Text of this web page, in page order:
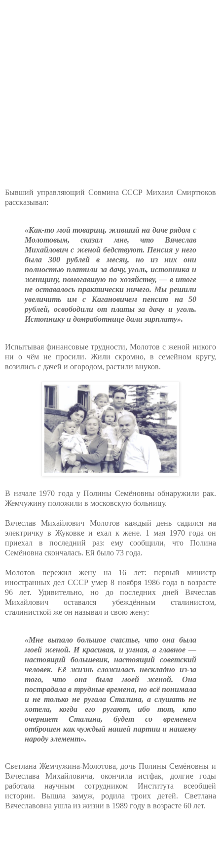
Бывший управляющий Совмина СССР Михаил Смиртюков
рассказывал:
«Как-то мой товарищ, живший на даче рядом с
Молотовым, сказал мне, что Вячеслав
Михайлович с женой бедствуют. Пенсия у него
была 300 рублей в месяц, но из них они
полностью платили за дачу, уголь, истопника и
женщину, помогавшую по хозяйству, — в итоге
не оставалось практически ничего. Мы решили
увеличить им с Кагановичем пенсию на 50
рублей, освободили от платы за дачу и уголь.
Истопнику и домработнице дали зарплату».
Испытывая финансовые трудности, Молотов с женой никого
ни о чём не просили. Жили скромно, в семейном кругу,
возились с дачей и огородом, растили внуков.
В начале 1970 года у Полины Семёновны обнаружили рак.
Жемчужину положили в московскую больницу.
Вячеслав Михайлович Молотов каждый день садился на
электричку в Жуковке и ехал к жене. 1 мая 1970 года он
приехал в последний раз: ему сообщили, что Полина
Семёновна скончалась. Ей было 73 года.
Молотов пережил жену на 16 лет: первый министр
иностранных дел СССР умер 8 ноября 1986 года в возрасте
96 лет. Удивительно, но до последних дней Вячеслав
Михайлович оставался убеждённым сталинистом,
сталинисткой же он называл и свою жену:
«Мне выпало большое счастье, что она была
моей женой. И красивая, и умная, а главное —
настоящий большевик, настоящий советский
человек. Её жизнь сложилась нескладно из-за
того, что она была моей женой. Она
пострадала в трудные времена, но всё понимала
и не только не ругала Сталина, а слушать не
хотела, когда его ругают, ибо тот, кто
очерняет Сталина, будет со временем
отброшен как чуждый нашей партии и нашему
народу элемент».
Светлана Жемчужина-Молотова, дочь Полины Семёновны и
Вячеслава Михайловича, окончила истфак, долгие годы
работала научным сотрудником Института всеобщей
истории. Вышла замуж, родила троих детей. Светлана
Вячеславовна ушла из жизни в 1989 году в возрасте 60 лет.